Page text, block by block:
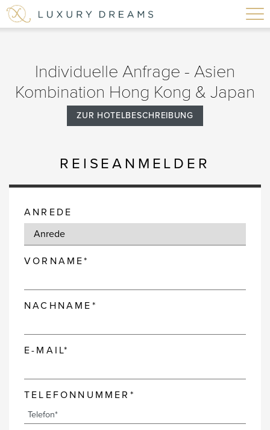
Individuelle Anfrage - Asien
Kombination Hong Kong & Japan
ZUR HOTELBESCHREIBUNG
REISEANMELDER
ANREDE
VORNAME*
NACHNAME*
E-MAIL*
TELEFONNUMMER*